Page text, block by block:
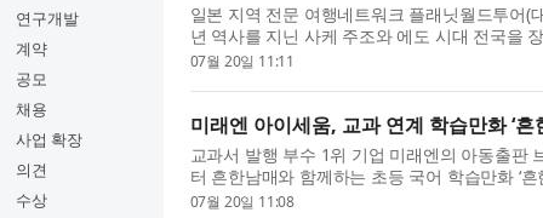
연구개발
계약
공모
채용
사업 확장
의견
수상
일본 지역 전문 여행네트워크 플래닛월드투어(
년 역사를 지닌 사케 주조와 에도 시대 전국을
아이노야카타 등 핵심 관광지를 둘러보는 현지
07월 20일 11:11
미래엔 아이세움, 교과 연계 학습만화 ‘흔
교과서 발행 부수 1위 기업 미래엔의 아동출판
터 흔한남매와 함께하는 초등 국어 학습만화 ‘
다. ‘흔한남매의 흔한 국어 1’은 초등학생들이
07월 20일 11:08